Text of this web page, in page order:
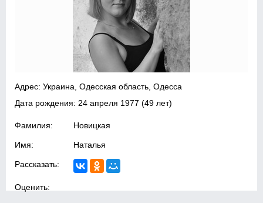
Адрес: Украина, Одесская область, Одесса
Дата рождения: 24 апреля 1977 (49 лет)
Фамилия: Новицкая
Имя: Наталья
Рассказать:
Оценить: